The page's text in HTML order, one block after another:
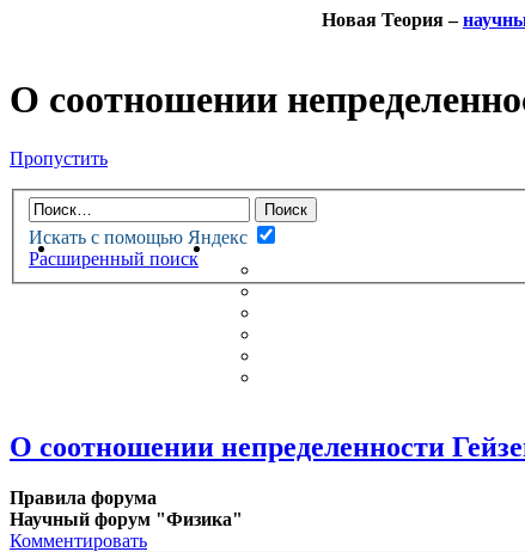
Новая Теория –
О соотношении
Пропустить
Искать с помощью Яндекс
Расширенный поиск
НОВАЯ ТЕОРИЯФОРУМ
НЕПРОЧИТАННЫЕ
О соотношении непределенности
Правила форума
Научный форум "Физика"
Комментировать